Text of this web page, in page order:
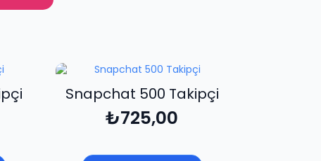
Snapchat 500 Takipçi
₺725,00